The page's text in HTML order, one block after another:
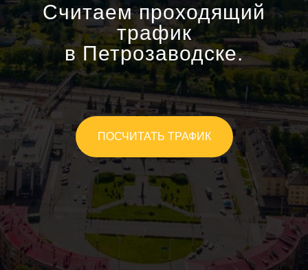
Считаем проходящий
трафик
в Петрозаводске.
ПОСЧИТАТЬ ТРАФИК